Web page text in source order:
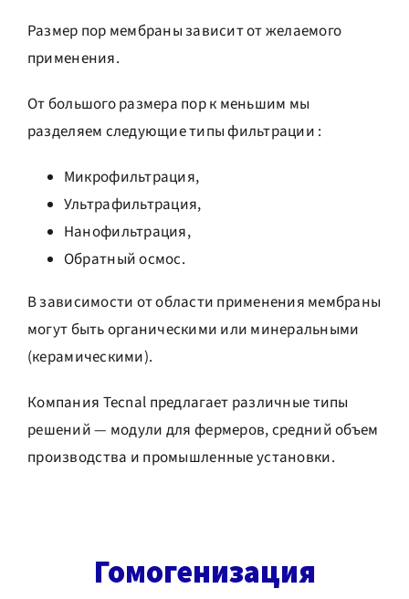
Размер пор мембраны зависит от желаемого
применения.
От большого размера пор к меньшим мы
разделяем следующие типы фильтрации :
Микрофильтрация,
Ультрафильтрация,
Нанофильтрация,
Обратный осмос.
В зависимости от области применения мембраны
могут быть органическими или минеральными
(керамическими).
Компания Tecnal предлагает различные типы
решений — модули для фермеров, средний объем
производства и промышленные установки.
Гомогенизация